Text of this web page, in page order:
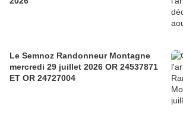
Le Semnoz Randonneur Montagne
mercredi 29 juillet 2026 OR 24537871
ET OR 24727004